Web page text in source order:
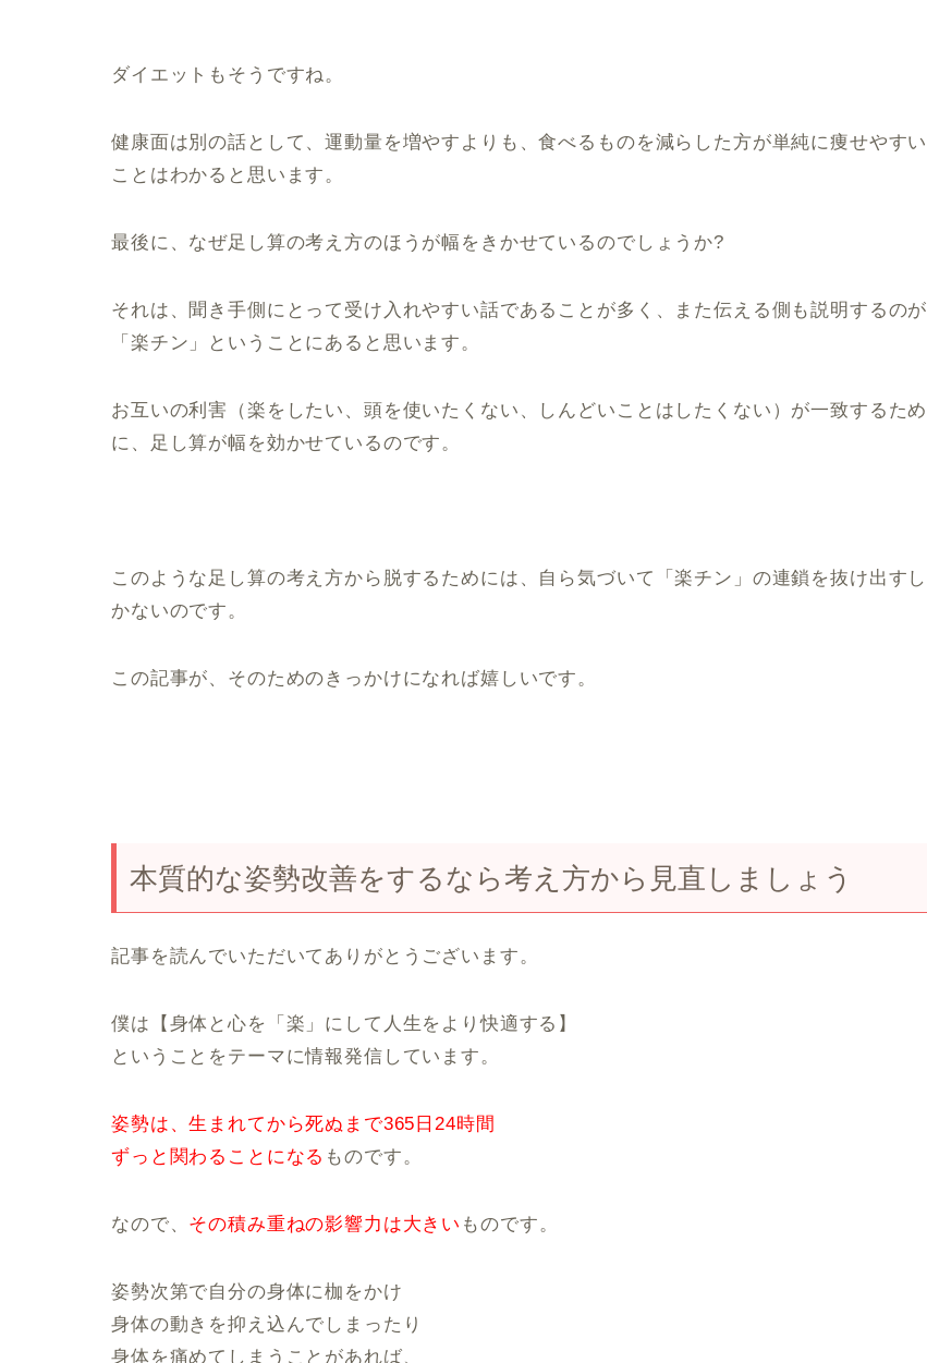
ダイエットもそうですね。
健康面は別の話として、運動量を増やすよりも、食べるものを減らした方が単純に痩せやすい
ことはわかると思います。
最後に、なぜ足し算の考え方のほうが幅をきかせているのでしょうか?
それは、聞き手側にとって受け入れやすい話であることが多く、また伝える側も説明するのが
「楽チン」ということにあると思います。
お互いの利害（楽をしたい、頭を使いたくない、しんどいことはしたくない）が一致するため
に、足し算が幅を効かせているのです。
このような足し算の考え方から脱するためには、自ら気づいて「楽チン」の連鎖を抜け出すし
かないのです。
この記事が、そのためのきっかけになれば嬉しいです。
本質的な姿勢改善をするなら考え方から見直しましょう
記事を読んでいただいてありがとうございます。
僕は【身体と心を「楽」にして人生をより快適する】
ということをテーマに情報発信しています。
姿勢は、生まれてから死ぬまで365日24時間
ずっと関わることになる ものです。
なので、 その積み重ねの影響力は大きい ものです。
姿勢次第で自分の身体に枷をかけ
身体の動きを抑え込んでしまったり
身体を痛めてしまうことがあれば、